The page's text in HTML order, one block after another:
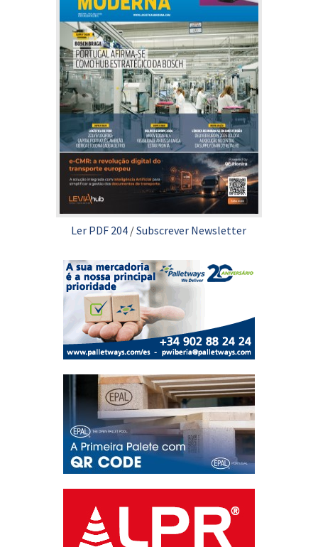
Ler PDF 204 /Subscrever Newsletter